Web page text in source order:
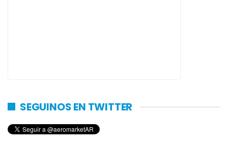
SEGUINOS EN TWITTER